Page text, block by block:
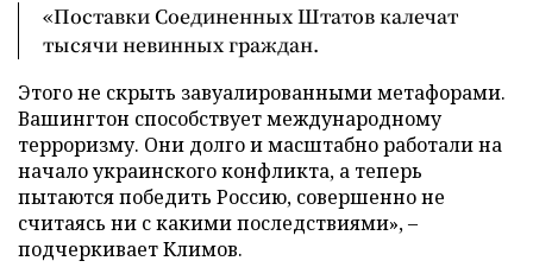
«Поставки Соединенных Штатов калечат
тысячи невинных граждан.
Этого не скрыть завуалированными метафорами.
Вашингтон способствует международному
терроризму. Они долго и масштабно работали на
начало украинского конфликта, а теперь
пытаются победить Россию, совершенно не
считаясь ни с какими последствиями», –
подчеркивает Климов.